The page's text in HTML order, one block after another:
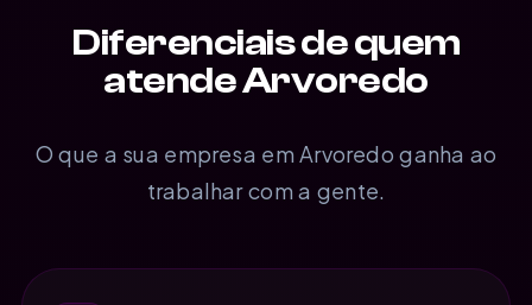
Diferenciais de quem
atende Arvoredo
O que a sua empresa em Arvoredo ganha ao
trabalhar com a gente.